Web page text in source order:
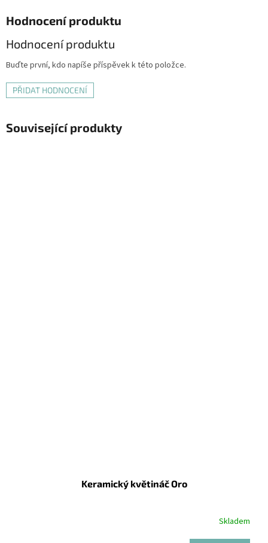
Hodnocení produktu
Hodnocení produktu
Buďte první, kdo napíše příspěvek k této položce.
PŘIDAT HODNOCENÍ
Související produkty
Keramický květináč Oro
Skladem